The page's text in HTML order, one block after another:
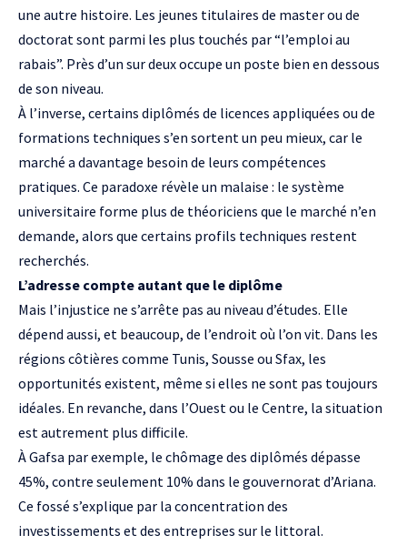
une autre histoire. Les jeunes titulaires de master ou de
doctorat sont parmi les plus touchés par “l’emploi au
rabais”. Près d’un sur deux occupe un poste bien en dessous
de son niveau.
À l’inverse, certains diplômés de licences appliquées ou de
formations techniques s’en sortent un peu mieux, car le
marché a davantage besoin de leurs compétences
pratiques. Ce paradoxe révèle un malaise : le système
universitaire forme plus de théoriciens que le marché n’en
demande, alors que certains profils techniques restent
recherchés.
L’adresse compte autant que le diplôme
Mais l’injustice ne s’arrête pas au niveau d’études. Elle
dépend aussi, et beaucoup, de l’endroit où l’on vit. Dans les
régions côtières comme Tunis, Sousse ou Sfax, les
opportunités existent, même si elles ne sont pas toujours
idéales. En revanche, dans l’Ouest ou le Centre, la situation
est autrement plus difficile.
À Gafsa par exemple, le chômage des diplômés dépasse
45%, contre seulement 10% dans le gouvernorat d’Ariana.
Ce fossé s’explique par la concentration des
investissements et des entreprises sur le littoral.